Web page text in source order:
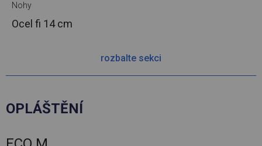
Nohy
Ocel fi 14 cm
rozbalte sekci
OPLÁŠTĚNÍ